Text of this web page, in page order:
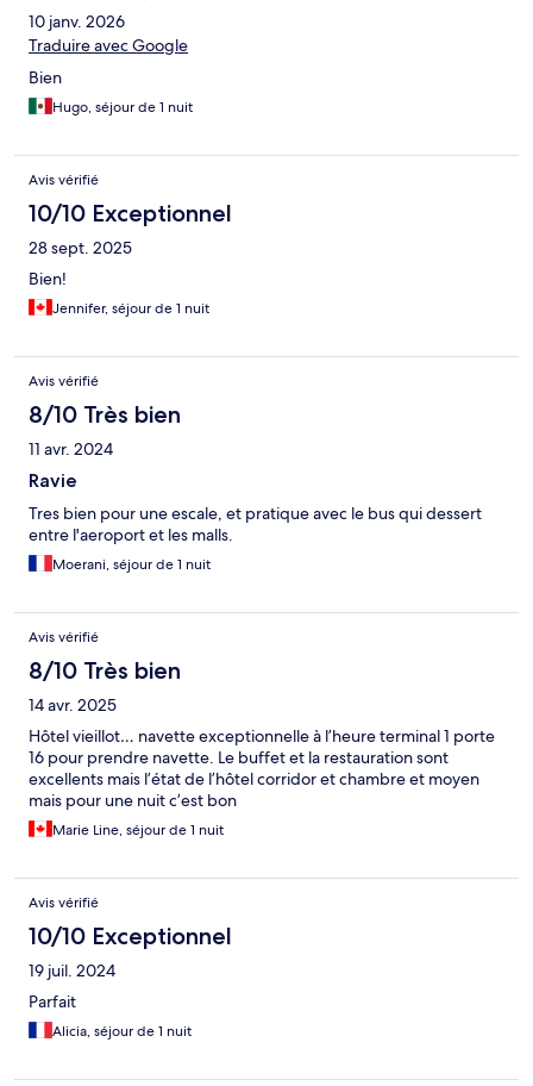
10 janv. 2026
Traduire avec Google
Bien
Hugo, séjour de 1 nuit
Avis vérifié
10/10 Exceptionnel
28 sept. 2025
Bien!
Jennifer, séjour de 1 nuit
Avis vérifié
8/10 Très bien
11 avr. 2024
Ravie
Tres bien pour une escale, et pratique avec le bus qui dessert
entre l'aeroport et les malls.
Moerani, séjour de 1 nuit
Avis vérifié
8/10 Très bien
14 avr. 2025
Hôtel vieillot… navette exceptionnelle à l’heure terminal 1 porte
16 pour prendre navette. Le buffet et la restauration sont
excellents mais l’état de l’hôtel corridor et chambre et moyen
mais pour une nuit c’est bon
Marie Line, séjour de 1 nuit
Avis vérifié
10/10 Exceptionnel
19 juil. 2024
Parfait
Alicia, séjour de 1 nuit